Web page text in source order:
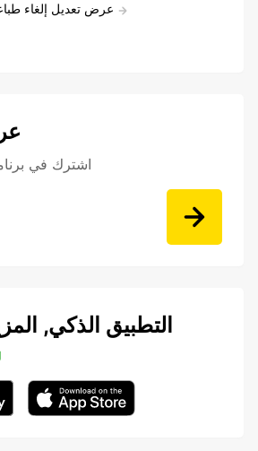
عرض تعديل إلغاء
اشترك في
التطبيق الذكي,